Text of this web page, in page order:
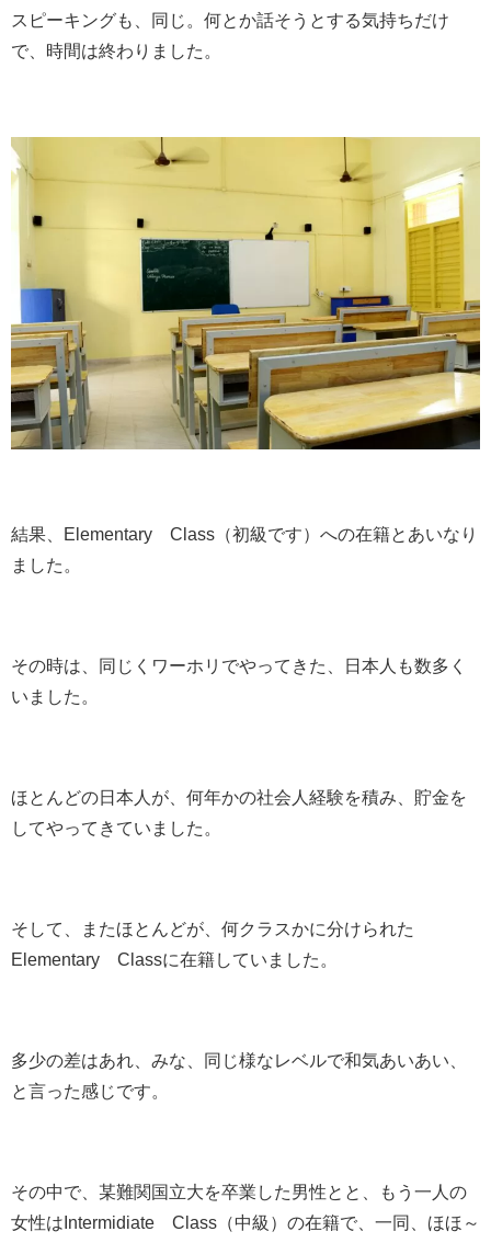
スピーキングも、同じ。何とか話そうとする気持ちだけ
で、時間は終わりました。
結果、Elementary Class（初級です）への在籍とあいなり
ました。
その時は、同じくワーホリでやってきた、日本人も数多く
いました。
ほとんどの日本人が、何年かの社会人経験を積み、貯金を
してやってきていました。
そして、またほとんどが、何クラスかに分けられた
Elementary Classに在籍していました。
多少の差はあれ、みな、同じ様なレベルで和気あいあい、
と言った感じです。
その中で、某難関国立大を卒業した男性とと、もう一人の
女性はIntermidiate Class（中級）の在籍で、一同、ほほ～